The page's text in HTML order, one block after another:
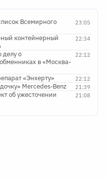
23:05
Всемирного
22:34
контейнерный
22:12
делу о
в «Москва-
22:12
«Энхерту»
21:39
Mercedes-Benz
21:08
об ужесточении